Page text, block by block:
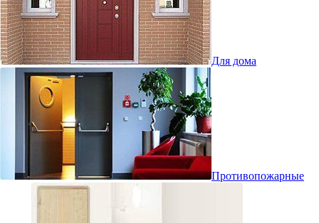
Для дома
Противопожарные